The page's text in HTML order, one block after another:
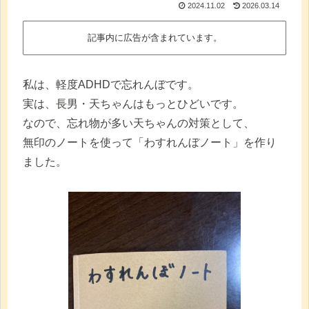
2024.11.02 2026.03.14
記事内に広告が含まれています。
私は、軽度ADHDで忘れんぼです。
実は、長男・天ちゃんはもっとひどいです。
なので、忘れ物が多い天ちゃんの対策として、
無印のノートを使って「わすれんぼノート」を作り
ました。